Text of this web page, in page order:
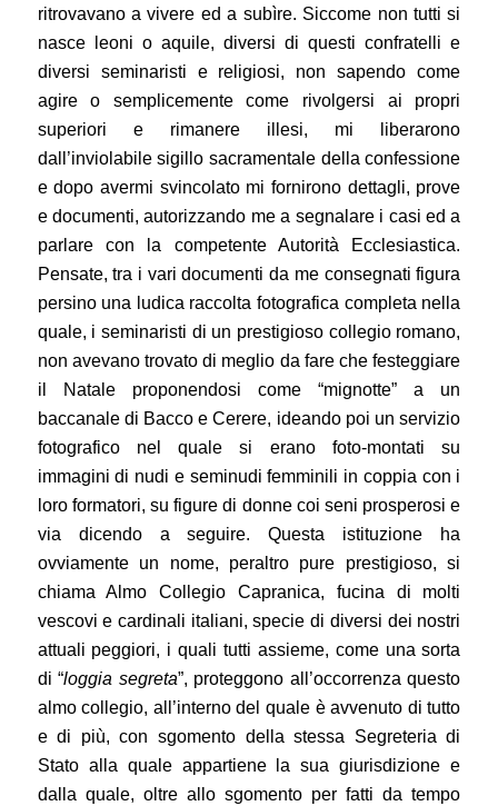
ritrovavano a vivere ed a subìre. Siccome non tutti si
nasce leoni o aquile, diversi di questi confratelli e
diversi seminaristi e religiosi, non sapendo come
agire o semplicemente come rivolgersi ai propri
superiori e rimanere illesi, mi liberarono
dall’inviolabile sigillo sacramentale della confessione
e dopo avermi svincolato mi fornirono dettagli, prove
e documenti, autorizzando me a segnalare i casi ed a
parlare con la competente Autorità Ecclesiastica.
Pensate, tra i vari documenti da me consegnati figura
persino una ludica raccolta fotografica completa nella
quale, i seminaristi di un prestigioso collegio romano,
non avevano trovato di meglio da fare che festeggiare
il Natale proponendosi come “mignotte” a un
baccanale di Bacco e Cerere, ideando poi un servizio
fotografico nel quale si erano foto-montati su
immagini di nudi e seminudi femminili in coppia con i
loro formatori, su figure di donne coi seni prosperosi e
via dicendo a seguire. Questa istituzione ha
ovviamente un nome, peraltro pure prestigioso, si
chiama Almo Collegio Capranica, fucina di molti
vescovi e cardinali italiani, specie di diversi dei nostri
attuali peggiori, i quali tutti assieme, come una sorta
di “loggia segreta”, proteggono all’occorrenza questo
almo collegio, all’interno del quale è avvenuto di tutto
e di più, con sgomento della stessa Segreteria di
Stato alla quale appartiene la sua giurisdizione e
dalla quale, oltre allo sgomento per fatti da tempo